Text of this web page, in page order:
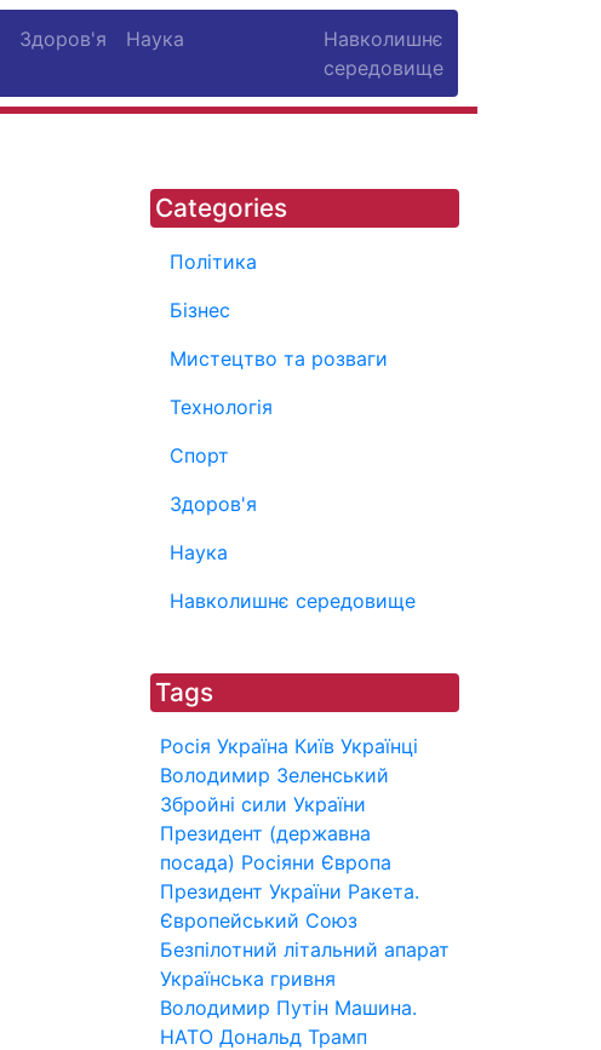
Здоров'я Наука
Навколишнє
середовище
Categories
Політика
Бізнес
Мистецтво та розваги
Технологія
Спорт
Здоров'я
Наука
Навколишнє середовище
Tags
Росія Україна Київ Українці
Володимир Зеленський
Збройні сили України
Президент (державна
посада) Росіяни Європа
Президент України Ракета.
Європейський Союз
Безпілотний літальний апарат
Українська гривня
Володимир Путін Машина.
НАТО Дональд Трамп